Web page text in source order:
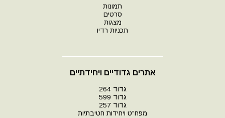
תמונות
סרטים
מצגות
תכניות רדיו
אתרים גדודיים ויחידתיים
גדוד 264
גדוד 599
גדוד 257
מפח"ט ויחידות חטיבתיות